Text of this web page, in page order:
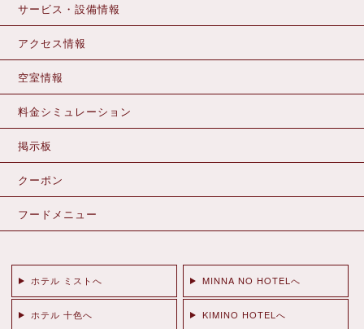
サービス・設備情報
アクセス情報
空室情報
料金シミュレーション
掲示板
クーポン
フードメニュー
ホテル ミストへ MINNA NO HOTELへ
ホテル 十色へ KIMINO HOTELへ